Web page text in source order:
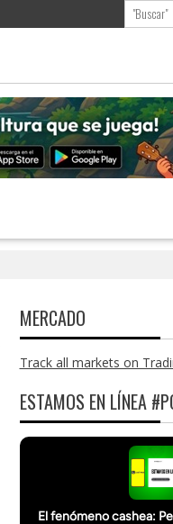
MERCADO
Track all markets on
ESTAMOS EN LÍNEA